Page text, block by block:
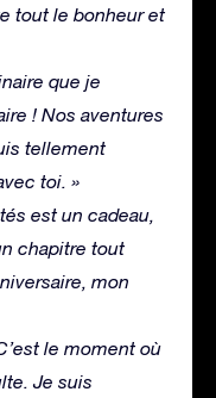
tout le bonheur et
que je
! Nos aventures
tellement
toi. »
est un cadeau,
chapitre tout
mon
le moment où
Je suis